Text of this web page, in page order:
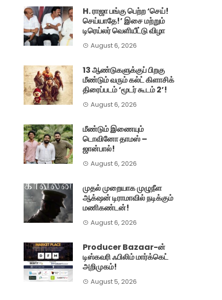
H. ராஜா பங்கு பெற்ற ‘செய்!
செய்யாதே!’ இசை மற்றும்
டிரெய்லர் வெளியீட்டு விழா
August 6, 2026
13 ஆண்டுகளுக்குப் பிறகு
மீண்டும் வரும் கல்ட் கிளாசிக்
திரைப்படம் ‘மூடர் கூடம் 2’!
August 6, 2026
மீண்டும் இணையும்
டொவினோ தாமஸ் –
ஜான்பால்!
August 6, 2026
முதல் முறையாக முழுநீள
ஆக்‌ஷன் டிராமாவில் நடிக்கும்
மணிகண்டன்!
August 6, 2026
Producer Bazaar-ன்
டிஸ்கவரி ஃபிலிம் மார்க்கெட்
அறிமுகம்!
August 5, 2026